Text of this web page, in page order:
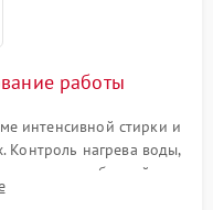
работы
интенсивной стирки и
Контроль нагрева воды,
излишних вибраций,
под корпусом.